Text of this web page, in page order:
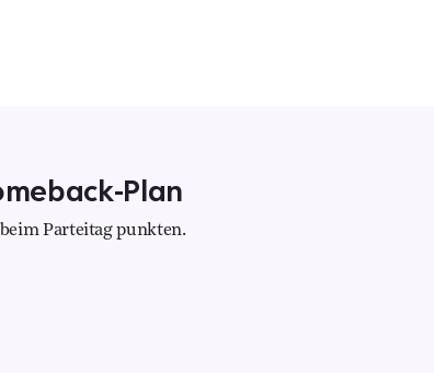
Plan
Parteitag punkten.